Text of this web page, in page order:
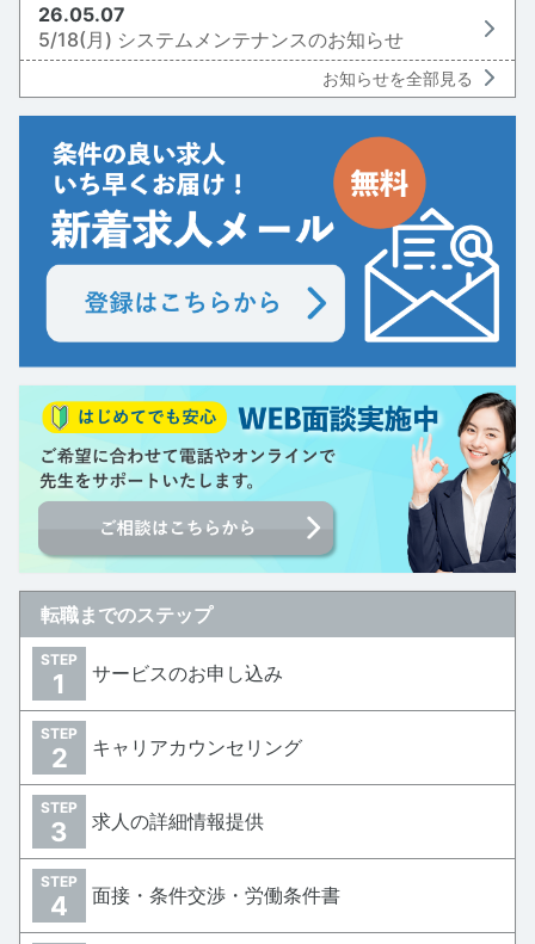
26.05.07
5/18(月) システムメンテナンスのお知らせ
お知らせを全部見る
転職までのステップ
STEP
1 サービスのお申し込み
STEP
2 キャリアカウンセリング
STEP
3 求人の詳細情報提供
STEP
4 面接・条件交渉・労働条件書